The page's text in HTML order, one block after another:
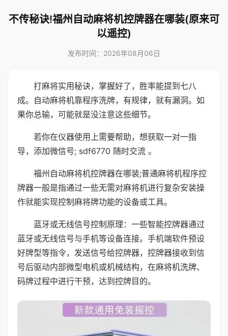
不传秘诀!福州自动麻将机控牌器在哪装(原来可
以遥控)
发布时间：2026年08月06日
打麻将实用秘诀，掌握好了，胜率能提到七八
成。自动麻将机靠程序洗牌，有规律，就有漏洞。如
果你总输，可能就是没注意这些细节。
若你在仪器使用上需要帮助，想获取一对一指
导，添加微信号; sdf6770 随时交流 。
福州自动麻将机控牌器在哪装;普通麻将机程序控
牌器一般是指通过一些无需对麻将机进行复杂安装操
作就能实现控制麻将牌功能的设备或工具。
蓝牙或无线信号控制原理：一些智能控牌器通过
蓝牙或无线信号与手机等设备连接。手机端软件预设
好牌型等指令，发送信号给控牌器，控牌器接收到信
号后驱动内部微型电机或机械结构，在麻将机洗牌、
码牌过程中进行干预，达到控牌目的。